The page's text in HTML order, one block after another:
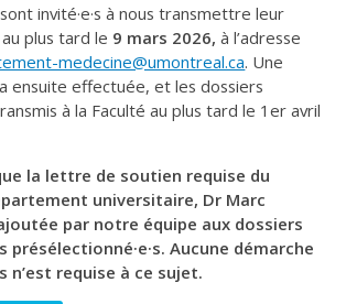
sont invité·e·s à nous transmettre leur
plus tard le 9 mars 2026, à l’adresse
medecine@umontreal.ca. Une
ensuite effectuée, et les dossiers
à la Faculté au plus tard le 1er avril
la lettre de soutien requise du
universitaire, Dr Marc
par notre équipe aux dossiers
présélectionné·e·s. Aucune démarche
n’est requise à ce sujet.